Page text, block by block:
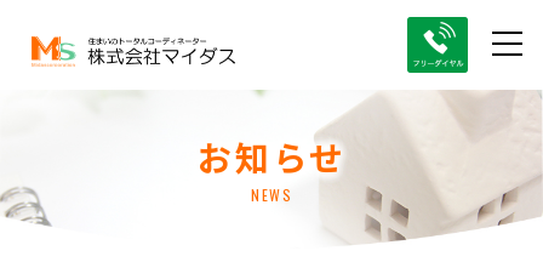
お知らせ
NEWS